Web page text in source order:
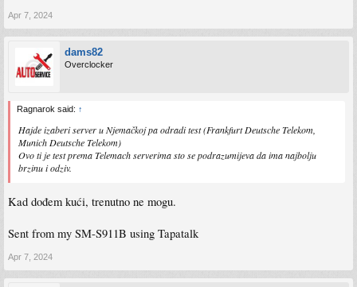
Apr 7, 2024
dams82
Overclocker
Ragnarok said: ↑
Hajde izaberi server u Njemačkoj pa odradi test (Frankfurt Deutsche Telekom,
Munich Deutsche Telekom)
Ovo ti je test prema Telemach serverima sto se podrazumijeva da ima najbolju
brzinu i odziv.
Kad dođem kući, trenutno ne mogu.
Sent from my SM-S911B using Tapatalk
Apr 7, 2024